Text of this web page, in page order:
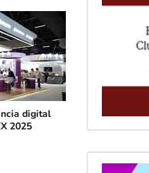
digital
2025